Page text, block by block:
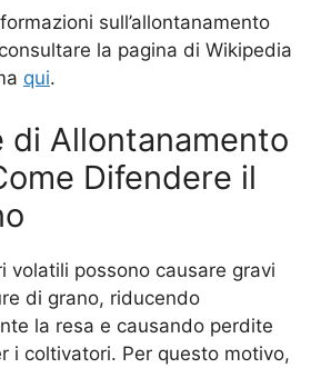
sull’allontanamento
la pagina di Wikipedia
qui.
di Allontanamento
Difendere il
volatili possono causare gravi
di grano, riducendo
la resa e causando perdite
i coltivatori. Per questo motivo,